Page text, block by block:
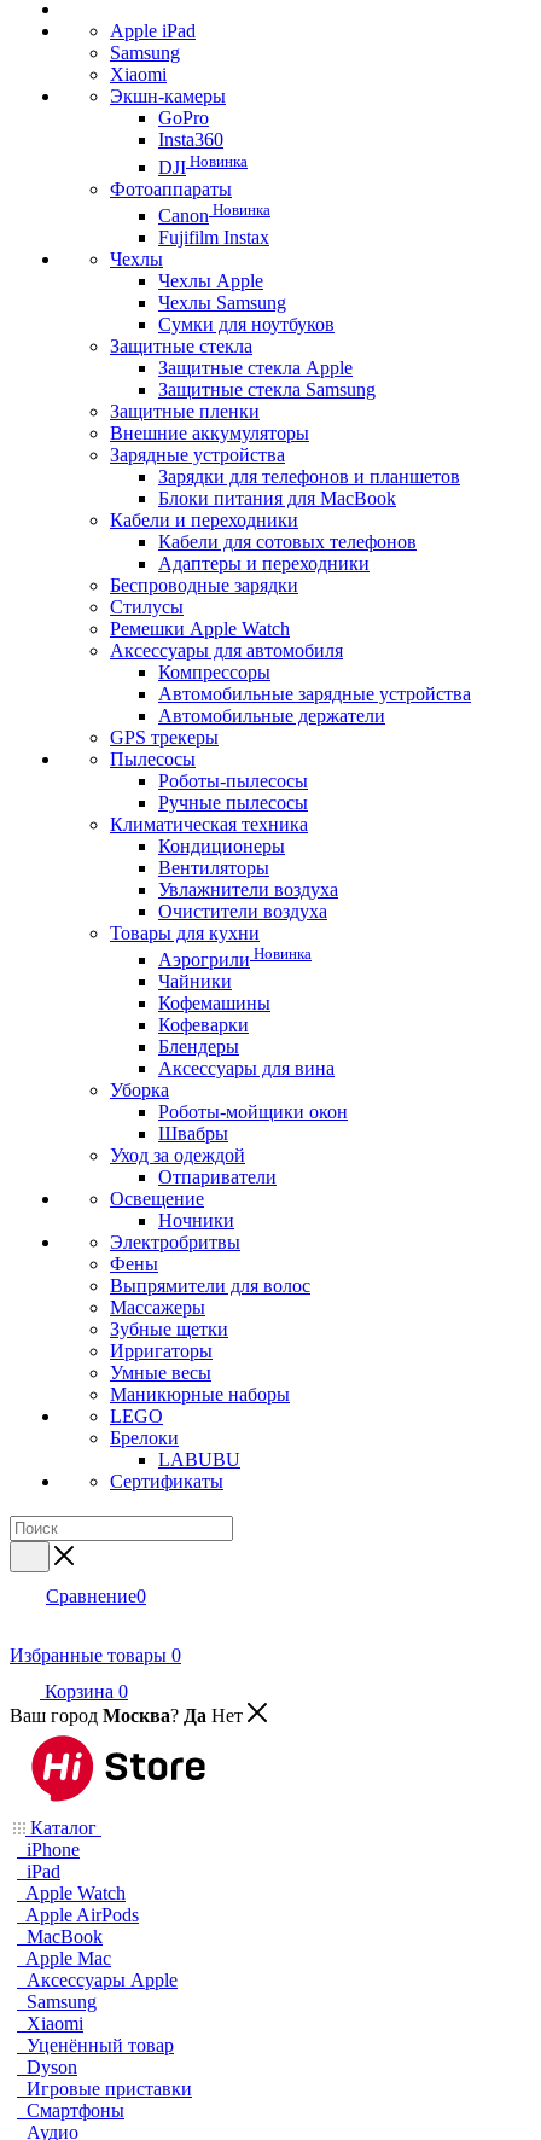
Apple iPad
Samsung
Xiaomi
Экшн-камеры
GoPro
Insta360
DJI Новинка
Фотоаппараты
Canon Новинка
Fujifilm Instax
Чехлы
Чехлы Apple
Чехлы Samsung
Сумки для ноутбуков
Защитные стекла
Защитные стекла Apple
Защитные стекла Samsung
Защитные пленки
Внешние аккумуляторы
Зарядные устройства
Зарядки для телефонов и планшетов
Блоки питания для MacBook
Кабели и переходники
Кабели для сотовых телефонов
Адаптеры и переходники
Беспроводные зарядки
Стилусы
Ремешки Apple Watch
Аксессуары для автомобиля
Компрессоры
Автомобильные зарядные устройства
Автомобильные держатели
GPS трекеры
Пылесосы
Роботы-пылесосы
Ручные пылесосы
Климатическая техника
Кондиционеры
Вентиляторы
Увлажнители воздуха
Очистители воздуха
Товары для кухни
Аэрогрили Новинка
Чайники
Кофемашины
Кофеварки
Блендеры
Аксессуары для вина
Уборка
Роботы-мойщики окон
Швабры
Уход за одеждой
Отпариватели
Освещение
Ночники
Электробритвы
Фены
Выпрямители для волос
Массажеры
Зубные щетки
Ирригаторы
Умные весы
Маникюрные наборы
LEGO
Брелоки
LABUBU
Сертификаты
Сравнение0
Избранные товары 0
Корзина 0
Ваш город Москва? Да Нет
Каталог
iPhone
iPad
Apple Watch
Apple AirPods
MacBook
Apple Mac
Аксессуары Apple
Samsung
Xiaomi
Уценённый товар
Dyson
Игровые приставки
Смартфоны
Аудио